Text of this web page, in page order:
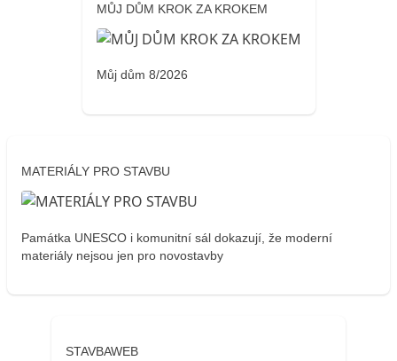
MŮJ DŮM KROK ZA KROKEM
Můj dům 8/2026
MATERIÁLY PRO STAVBU
Památka UNESCO i komunitní sál dokazují, že moderní
materiály nejsou jen pro novostavby
STAVBAWEB